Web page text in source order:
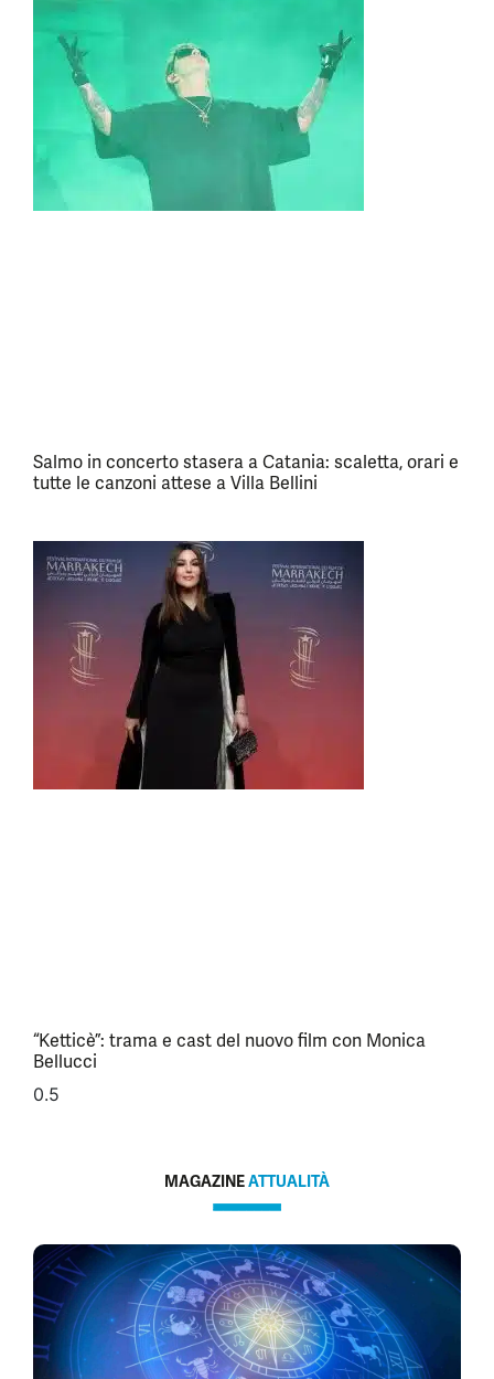
Salmo in concerto stasera a Catania: scaletta, orari e
tutte le canzoni attese a Villa Bellini
“Ketticè”: trama e cast del nuovo film con Monica
Bellucci
MAGAZINEATTUALITÀ